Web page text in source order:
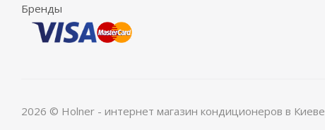
Бренды
2026 © Holner - интернет магазин кондиционеров в Киеве